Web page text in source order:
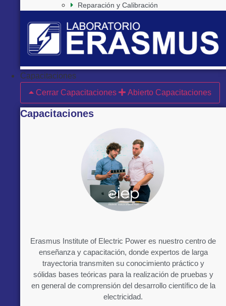
Reparación y Calibración
Capacitaciones
Cerrar Capacitaciones
Abierto Capacitaciones
Capacitaciones
Erasmus Institute of Electric Power es nuestro centro de
enseñanza y capacitación, donde expertos de larga
trayectoria transmiten su conocimiento práctico y
sólidas bases teóricas para la realización de pruebas y
en general de comprensión del desarrollo científico de la
electricidad.